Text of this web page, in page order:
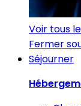
Voir tous
Fermer
Séjourner